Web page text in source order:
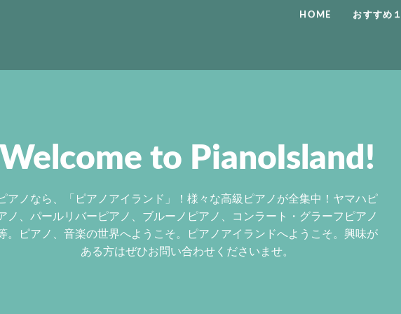
HOME おすすめ１
Welcome to PianoIsland!
ピアノなら、「ピアノアイランド」！様々な高級ピアノが全集中！ヤマハピ
ノ、パールリバーピアノ、ブルーノピアノ、コンラート・グラーフピアノ
。ピアノ、音楽の世界へようこそ。ピアノアイランドへようこそ。興味が
ある方はぜひお問い合わせくださいませ。